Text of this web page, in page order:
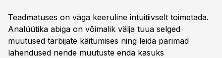
Teadmatuses on väga keeruline intuitiivselt toimetada.
Analüütika abiga on võimalik välja tuua selged
muutused tarbijate käitumises ning leida parimad
lahendused nende muutuste enda kasuks